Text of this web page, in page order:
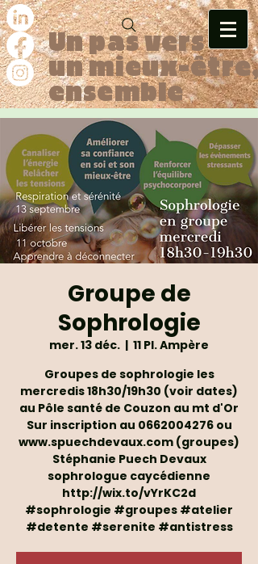
Un pas vers
un mieux-être,
ensemble
Groupe de
Sophrologie
mer. 13 déc.
  |
11 Pl. Ampère
Groupes de sophrologie les
mercredis 18h30/19h30 (voir dates)
au Pôle santé de Couzon au mt d'Or
Sur inscription au 0662004276 ou
www.spuechdevaux.com (groupes)
Stéphanie Puech Devaux
sophrologue caycédienne
http://wix.to/vYrKC2d
#sophrologie #groupes #atelier
#detente #serenite #antistress